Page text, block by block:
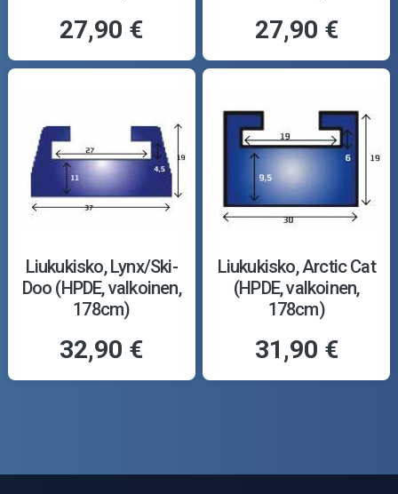
27,90 € 27,90 €
Liukukisko, Lynx/Ski-
Doo (HPDE, valkoinen,
178cm)
32,90 €
Liukukisko, Arctic Cat
(HPDE, valkoinen,
178cm)
31,90 €